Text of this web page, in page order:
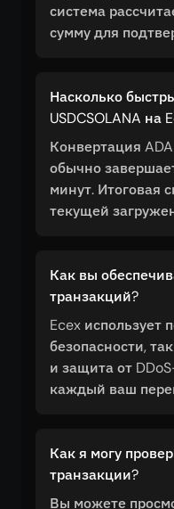
система
сумму для
Насколько
USDCSOLANA на
Конвертация
обычно
минут. Итоговая
текущей
Как вы
транзакций?
Ecex использует
безопасности,
и защита от
каждый ваш
Как я могу
транзакции?
Вы можете